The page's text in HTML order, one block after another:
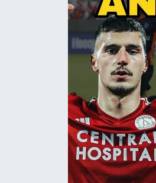
Sağlık & Yaşam